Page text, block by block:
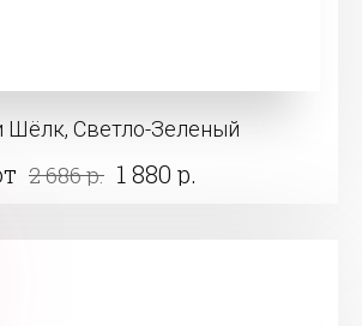
Шёлк, Светло-Зеленый
2 686 р. 1 880 р.